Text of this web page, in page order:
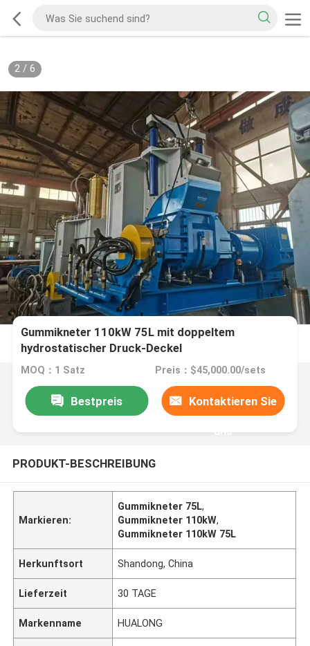
2/ 6
Gummikneter 110kW 75L mit doppeltem
hydrostatischer Druck-Deckel
MOQ：1 Satz Preis：$45,000.00/sets
Bestpreis Kontaktieren Sie
uns
PRODUKT-BESCHREIBUNG
Markieren:
Gummikneter 75L,
Gummikneter 110kW,
Gummikneter 110kW 75L
Herkunftsort Shandong, China
Lieferzeit 30 TAGE
Markenname HUALONG